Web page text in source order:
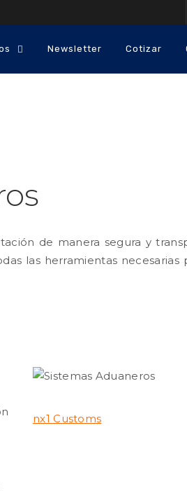
Newsletter Cotizar
de manera segura y
las herramientas necesarias
nx1 Customs